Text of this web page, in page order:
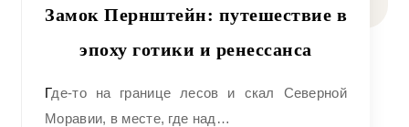
Замок Пернштейн: путешествие в
эпоху готики и ренессанса
Где-то на границе лесов и скал Северной
Моравии, в месте, где над…